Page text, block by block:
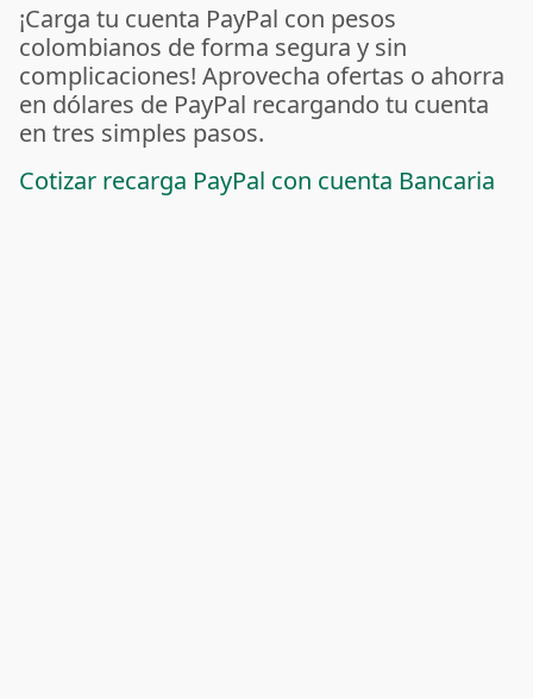
¡Carga tu cuenta PayPal con pesos
colombianos de forma segura y sin
complicaciones! Aprovecha ofertas o ahorra
en dólares de PayPal recargando tu cuenta
en tres simples pasos.
Cotizar recarga PayPal con cuenta Bancaria